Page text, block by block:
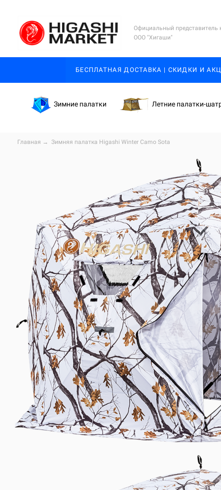
Официальный представитель
ООО "Хигаши"
БЕСПЛАТНАЯ ДОСТАВКА | СКИДКИ И
Зимние палатки Летние палатки-
Главная → Зимняя палатка Higashi Winter Camo Sota